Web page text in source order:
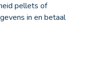
pellets of
in en betaal